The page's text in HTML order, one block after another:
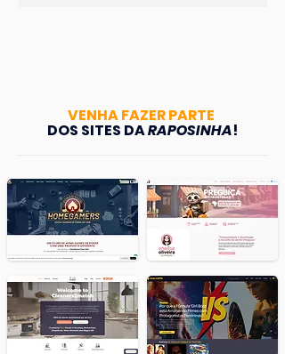
VENHA FAZER PARTE
DOS SITES DARAPOSINHA!